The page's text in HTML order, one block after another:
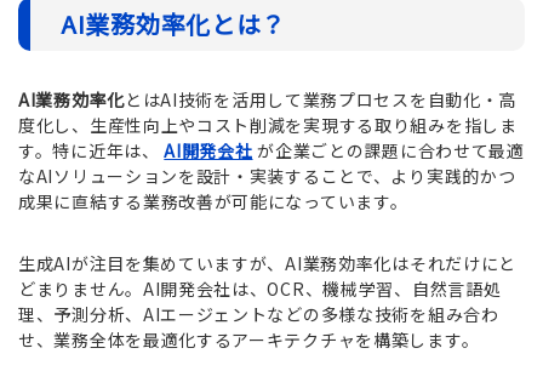
AI業務効率化とは？
AI業務効率化とはAI技術を活用して業務プロセスを自動化・高
度化し、生産性向上やコスト削減を実現する取り組みを指しま
す。特に近年は、AI開発会社 が企業ごとの課題に合わせて最適
なAIソリューションを設計・実装することで、より実践的かつ
成果に直結する業務改善が可能になっています。
生成AIが注目を集めていますが、AI業務効率化はそれだけにと
どまりません。AI開発会社は、OCR、機械学習、自然言語処
理、予測分析、AIエージェントなどの多様な技術を組み合わ
せ、業務全体を最適化するアーキテクチャを構築します。